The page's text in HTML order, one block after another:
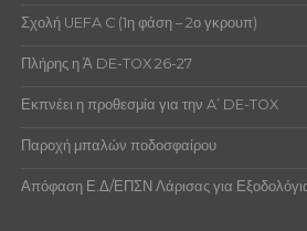
Σχολή UEFA C (1η φάση – 2ο γκρουπ)
Πλήρης η Ά DE-TOX 26-27
Εκπνέει η προθεσμία για την A’ DE-TOX
Παροχή μπαλών ποδοσφαίρου
Απόφαση Ε.Δ/ΕΠΣΝ Λάρισας για